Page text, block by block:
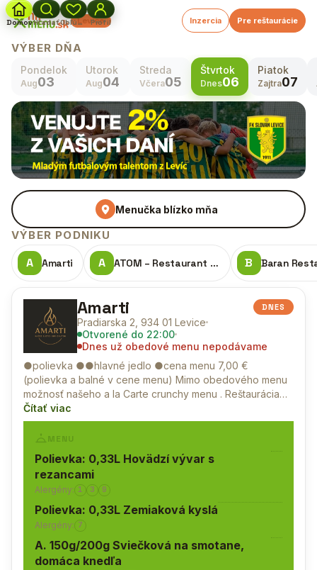
Levice Inzercia Pre reštaurácie
VÝBER DŇA
Pondelok
Aug03
Utorok
Aug04
Streda
Včera05
Štvrtok
Dnes06
Piatok
Zajtra07
Menučka blízko mňa
VÝBER PODNIKU
Amarti ATOM – Restaurant il caffe Baran
Amarti
Pradiarska 2, 934 01 Levice
Otvorené do 22:00
Dnes už obedové menu nepodávame
DNES
●polievka ●●hlavné jedlo ●cena menu 7,00 €
(polievka a balné v cene menu) Mimo obedového menu
možnosť našeho a la Carte crunchy menu . Reštaurácia…
Čítať viac
MENU
Polievka: 0,33L Hovädzí vývar s
rezancami
Alergény: 1 3 9
Polievka: 0,33L Zemiaková kyslá
Alergény: 7
A. 150g/200g Sviečková na smotane,
domáca knedľa
DomovHľadať Obľúbené Profil